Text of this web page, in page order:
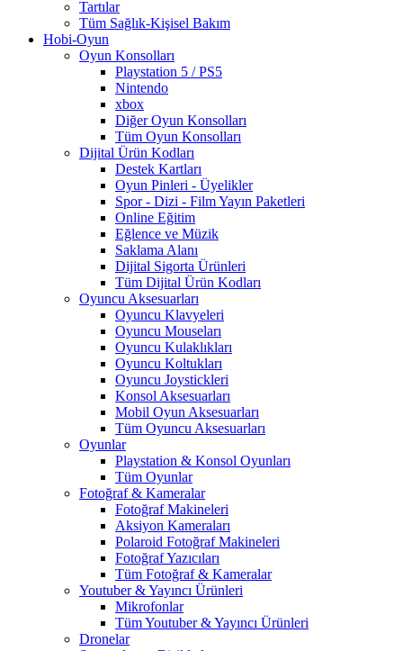
Tartılar
Tüm Sağlık-Kişisel Bakım
Hobi-Oyun
Oyun Konsolları
Playstation 5 / PS5
Nintendo
xbox
Diğer Oyun Konsolları
Tüm Oyun Konsolları
Dijital Ürün Kodları
Destek Kartları
Oyun Pinleri - Üyelikler
Spor - Dizi - Film Yayın Paketleri
Online Eğitim
Eğlence ve Müzik
Saklama Alanı
Dijital Sigorta Ürünleri
Tüm Dijital Ürün Kodları
Oyuncu Aksesuarları
Oyuncu Klavyeleri
Oyuncu Mouseları
Oyuncu Kulaklıkları
Oyuncu Koltukları
Oyuncu Joystickleri
Konsol Aksesuarları
Mobil Oyun Aksesuarları
Tüm Oyuncu Aksesuarları
Oyunlar
Playstation & Konsol Oyunları
Tüm Oyunlar
Fotoğraf & Kameralar
Fotoğraf Makineleri
Aksiyon Kameraları
Polaroid Fotoğraf Makineleri
Fotoğraf Yazıcıları
Tüm Fotoğraf & Kameralar
Youtuber & Yayıncı Ürünleri
Mikrofonlar
Tüm Youtuber & Yayıncı Ürünleri
Dronelar